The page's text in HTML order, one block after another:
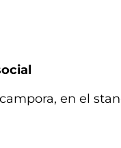
en el